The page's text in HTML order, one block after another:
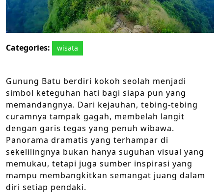
Categories: wisata
Gunung Batu berdiri kokoh seolah menjadi
simbol keteguhan hati bagi siapa pun yang
memandangnya. Dari kejauhan, tebing-tebing
curamnya tampak gagah, membelah langit
dengan garis tegas yang penuh wibawa.
Panorama dramatis yang terhampar di
sekelilingnya bukan hanya suguhan visual yang
memukau, tetapi juga sumber inspirasi yang
mampu membangkitkan semangat juang dalam
diri setiap pendaki.